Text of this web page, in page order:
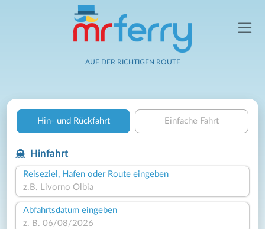
AUF DER RICHTIGEN ROUTE
Hin- und Rückfahrt Einfache Fahrt
Hinfahrt
Reiseziel, Hafen oder Route eingeben
Abfahrtsdatum eingeben